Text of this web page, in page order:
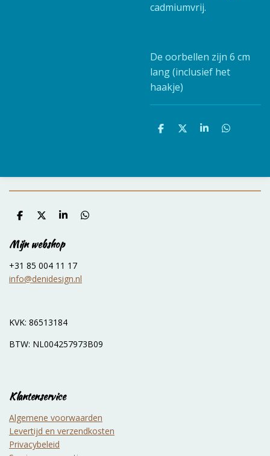
cadmiumvrij.
De oorbellen zijn 6 cm
lang (inclusief het
haakje)
D
D
S
D
D
l
e
D
e
l
S
r
D
Mijn webshop
+31 85 004 11 17
info@denidesign.nl
KVK: 86513184
BTW: NL004257973B09
Klantenservice
Algemene voorwaarden
Levertijd en verzendkosten
Privacybeleid